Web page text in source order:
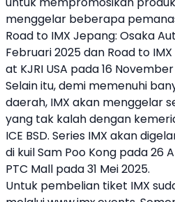
menggelar beberapa
Road to IMX Jepang: Osaka
Februari 2025 dan Road to
at KJRI USA pada 16
Selain itu, demi memenuhi
daerah, IMX akan menggelar
yang tak kalah dengan
ICE BSD. Series IMX akan
di kuil Sam Poo Kong pada 26
PTC Mall pada 31 Mei 2025.
Untuk pembelian tiket IMX